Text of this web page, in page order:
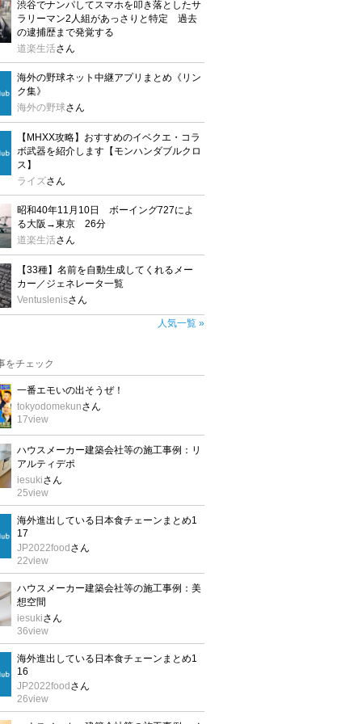
渋谷でナンパしてスマホを叩き落としたサ
ラリーマン2人組があっさりと特定 過去
の逮捕歴まで発覚する
道楽生活さん
海外の野球ネット中継アプリまとめ《リン
ク集》
海外の野球さん
【MHXX攻略】おすすめのイベクエ・コラ
ボ武器を紹介します【モンハンダブルクロ
ス】
ライズさん
昭和40年11月10日 ボーイング727によ
る大阪→東京 26分
道楽生活さん
【33種】名前を自動生成してくれるメー
カー／ジェネレータ一覧
Ventuslenisさん
人気一覧 »
をチェック
一番エモいの出そうぜ！
tokyodomekunさん
17view
ハウスメーカー建築会社等の施工事例：リ
アルティデポ
iesukiさん
25view
海外進出している日本食チェーンまとめ1
17
JP2022food さん
22view
ハウスメーカー建築会社等の施工事例：美
想空間
iesukiさん
36view
海外進出している日本食チェーンまとめ1
16
JP2022food さん
26view